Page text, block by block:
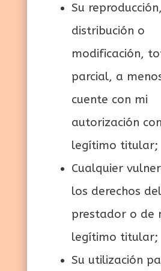
Su reproducción,
distribución o
modificación,
parcial, a
cuente con mi
autorización
legítimo titular;
Cualquier
los derechos del
prestador o de
legítimo titular;
Su utilización